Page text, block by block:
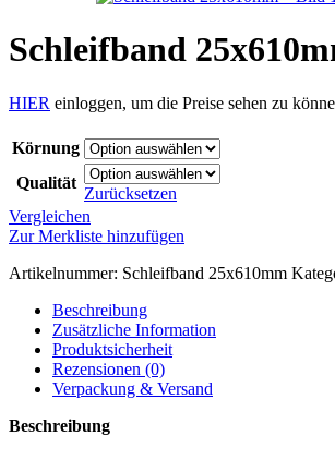
Schleifband
HIER einloggen, um die Preise sehen zu
Körnung
Qualität
Zurücksetzen
Vergleichen
Zur Merkliste hinzufügen
Artikelnummer: Schleifband 25x610mm
Beschreibung
Zusätzliche Information
Produktsicherheit
Rezensionen (0)
Verpackung & Versand
Beschreibung